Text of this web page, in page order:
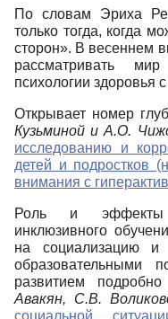
По словам Эриха
только тогда, когда
сторон». В весеннем
рассматривать
психологии здоровья
Открывает номер
Кузьминой и А.О.
исследованию и
детей и подростков
внимания с
Роль и эффекты
инклюзивного
на социализацию
образовательными
развитием
Авакян, С.В.